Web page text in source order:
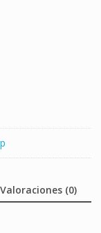
Valoraciones (0)